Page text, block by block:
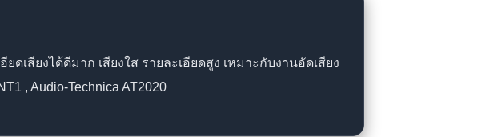
เสียงได้ดีมาก เสียงใส รายละเอียดสูง เหมาะกับงานอัดเสียง
, Audio-Technica AT2020